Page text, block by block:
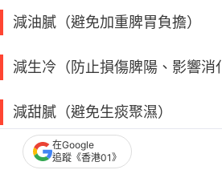
減油膩（避免加重脾胃負擔）
減生冷（防止損傷脾陽、影響消
減甜膩（避免生痰聚濕）
在Google
追蹤《香港01》